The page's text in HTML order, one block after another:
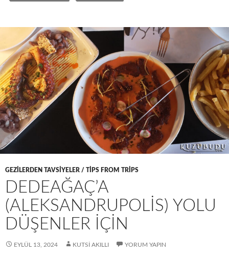
GEZILERDEN TAVSIYELER / TIPS FROM TRIPS
DEDEAĞAÇ’A
(ALEKSANDRUPOLIS) YOLU
DÜŞENLER İÇIN
EYLÜL 13, 2024 KUTSI AKILLI YORUM YAPIN